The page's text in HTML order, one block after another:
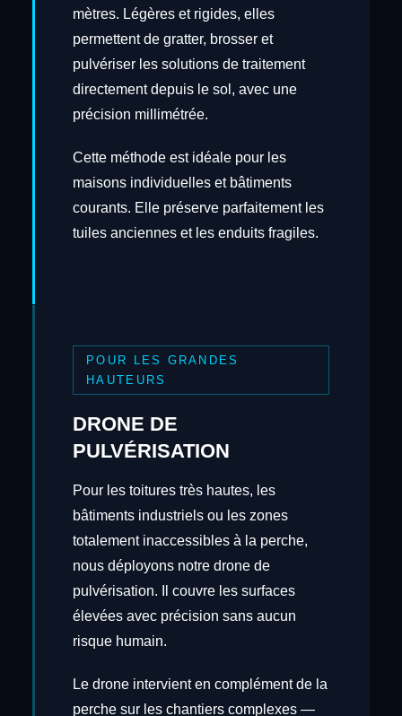
mètres. Légères et rigides, elles
permettent de gratter, brosser et
pulvériser les solutions de traitement
directement depuis le sol, avec une
précision millimétrée.
Cette méthode est idéale pour les
maisons individuelles et bâtiments
courants. Elle préserve parfaitement les
tuiles anciennes et les enduits fragiles.
POUR LES GRANDES
HAUTEURS
DRONE DE
PULVÉRISATION
Pour les toitures très hautes, les
bâtiments industriels ou les zones
totalement inaccessibles à la perche,
nous déployons notre drone de
pulvérisation. Il couvre les surfaces
élevées avec précision sans aucun
risque humain.
Le drone intervient en complément de la
perche sur les chantiers complexes —